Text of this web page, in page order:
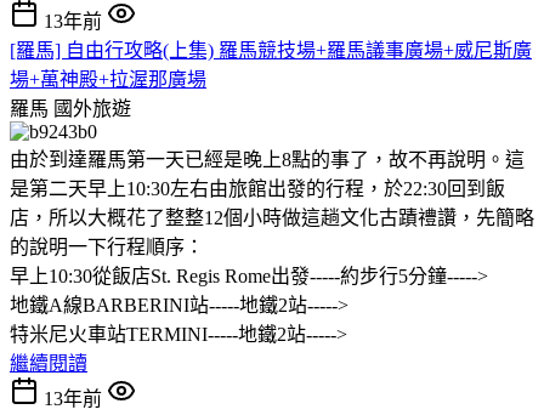
13年前
[羅馬] 自由行攻略(上集) 羅馬競技場+羅馬議事廣場+威尼斯廣
場+萬神殿+拉渥那廣場
羅馬 國外旅遊
由於到達羅馬第一天已經是晚上8點的事了，故不再說明。這
是第二天早上10:30左右由旅館出發的行程，於22:30回到飯
店，所以大概花了整整12個小時做這趟文化古蹟禮讚，先簡略
的說明一下行程順序：
早上10:30從飯店St. Regis Rome出發-----約步行5分鐘----->
地鐵A線BARBERINI站-----地鐵2站----->
特米尼火車站TERMINI-----地鐵2站----->
繼續閱讀
13年前